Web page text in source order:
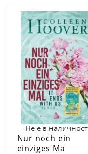
Не е в наличност
Nur noch ein
einziges Mal